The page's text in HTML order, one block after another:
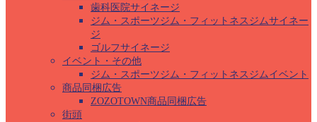
歯科医院サイネージ
ジム・スポーツジム・フィットネスジムサイネー
ジ
ゴルフサイネージ
イベント・その他
ジム・スポーツジム・フィットネスジムイベント
商品同梱広告
ZOZOTOWN商品同梱広告
街頭